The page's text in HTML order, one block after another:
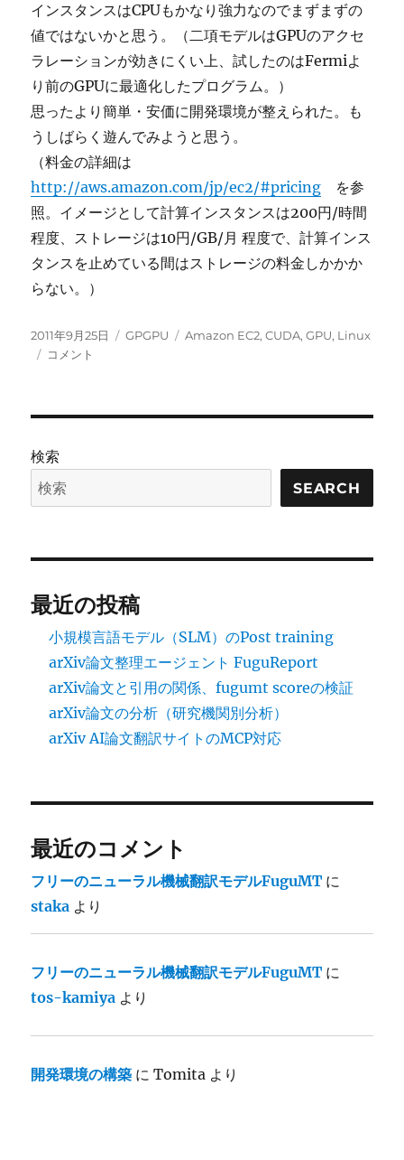
インスタンスはCPUもかなり強力なのでまずまずの
値ではないかと思う。（二項モデルはGPUのアクセ
ラレーションが効きにくい上、試したのはFermiよ
り前のGPUに最適化したプログラム。）
思ったより簡単・安価に開発環境が整えられた。も
うしばらく遊んでみようと思う。
（料金の詳細は
http://aws.amazon.com/jp/ec2/#pricing を参
照。イメージとして計算インスタンスは200円/時間
程度、ストレージは10円/GB/月 程度で、計算インス
タンスを止めている間はストレージの料金しかかか
らない。）
投
稿
2011年9月25日
カ
GPGPU
タ
Amazon EC2,CUDA,GPU, Linux
Amazon
ン
ス
タ
ン
コメント
検索
SEARCH
最近の投稿
小規模言語モデル（SLM）のPost training
arXiv論文整理エージェント FuguReport
arXiv論文と引用の関係、fugumt scoreの検証
arXiv論文の分析（研究機関別分析）
arXiv AI論文翻訳サイトのMCP対応
最近のコメント
フリーのニューラル機械翻訳モデルFuguMT に
staka より
フリーのニューラル機械翻訳モデルFuguMT に
tos-kamiya より
開発環境の構築 にTomita より